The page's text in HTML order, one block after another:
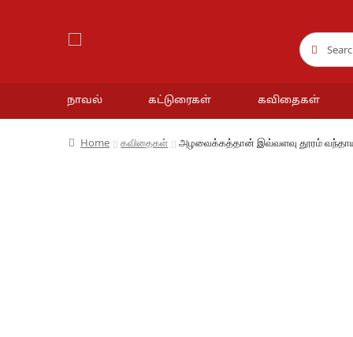
Search
for:
Search
நாவல் கட்டுரைகள் கவிதைகள்
Home கவிதைகள் அழவைக்கத்தான் இவ்வளவு தூரம்